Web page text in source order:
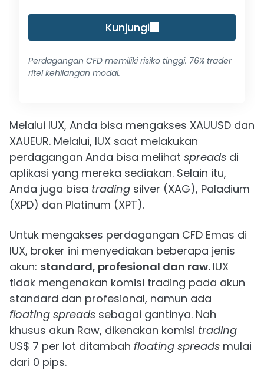
Kunjungi
Perdagangan CFD memiliki risiko tinggi. 76% trader
ritel kehilangan modal.
Melalui IUX, Anda bisa mengakses XAUUSD dan
XAUEUR. Melalui, IUX saat melakukan
perdagangan Anda bisa melihat spreads di
aplikasi yang mereka sediakan. Selain itu,
Anda juga bisa trading silver (XAG), Paladium
(XPD) dan Platinum (XPT).
Untuk mengakses perdagangan CFD Emas di
IUX, broker ini menyediakan beberapa jenis
akun: standard, profesional dan raw. IUX
tidak mengenakan komisi trading pada akun
standard dan profesional, namun ada
floating spreads sebagai gantinya. Nah
khusus akun Raw, dikenakan komisi trading
US$ 7 per lot ditambah floating spreads mulai
dari 0 pips.